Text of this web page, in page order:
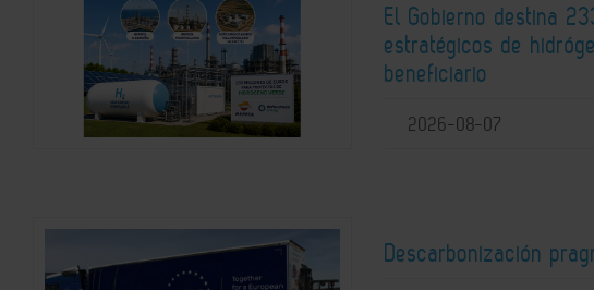
El Gobierno destina
estratégicos de
beneficiario
2026-08-07
Descarbonización